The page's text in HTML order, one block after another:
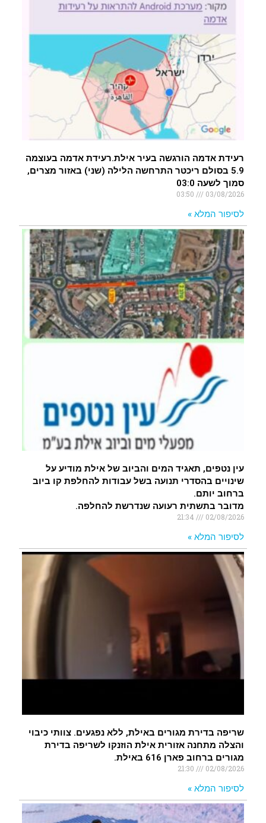
רעידת אדמה הורגשה בעיר אילת.רעידת אדמה בעוצמה
5.9 בסולם ריכטר התרחשה הלילה (שני) באזור מצרים,
סמוך לשעה 03:0
03/08/2026
לסיפור המלא »
עין נטפים, תאגיד המים והביוב של אילת מודיע על
שינויים בהסדרי תנועה בשל עבודות להחלפת קו ביוב
ברחוב יותם.
מדובר בתשתית רעועה שנדרשת להחלפה.
02/08/2026
לסיפור המלא »
שריפה בדירת מגורים באילת, ללא נפגעים. צוותי כיבוי
והצלה מתחנה אזורית אילת הוזנקו לשריפה בדירת
מגורים ברחוב פארן 616 באילת.
02/08/2026
לסיפור המלא »